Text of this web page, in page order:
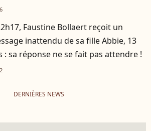
Faustine Bollaert reçoit un
inattendu de sa fille Abbie, 13
: sa réponse ne se fait pas attendre !
DERNIÈRES NEWS